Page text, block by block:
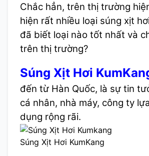
Chắc hẳn, trên thị trường
hiện rất nhiều loại súng xịt
đã biết loại nào tốt nhất và
trên thị trường?
Súng Xịt Hơi
đến từ Hàn Quốc, là sự tin
cá nhân, nhà máy, công ty
dụng rộng rãi.
Súng Xịt Hơi KumKang